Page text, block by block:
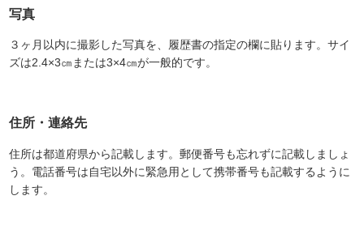
写真
３ヶ月以内に撮影した写真を、履歴書の指定の欄に貼ります。サイ
ズは2.4×3㎝または3×4㎝が一般的です。
住所・連絡先
住所は都道府県から記載します。郵便番号も忘れずに記載しましょ
う。電話番号は自宅以外に緊急用として携帯番号も記載するように
します。